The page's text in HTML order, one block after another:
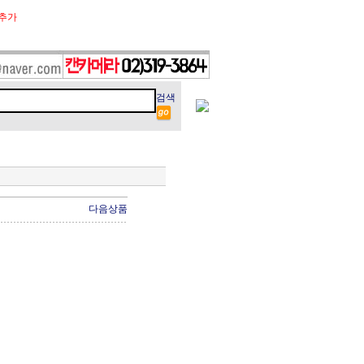
가
검색
다음상품